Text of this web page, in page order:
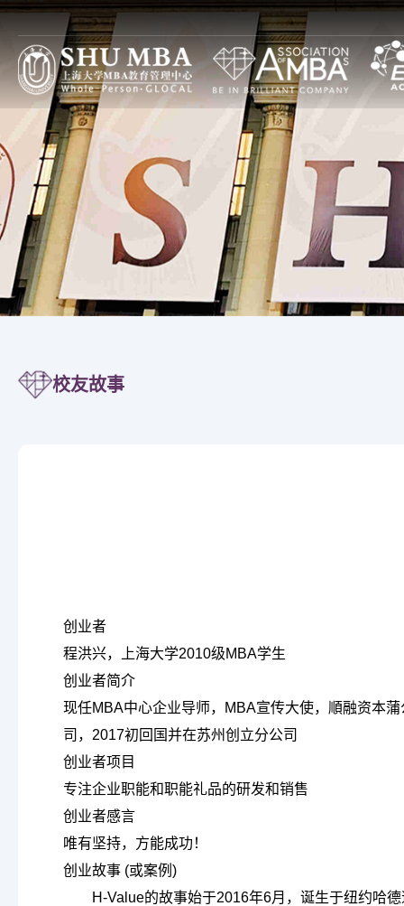
项目特色
上大MBA一览
上大MBA模式
SHUMBA教与学
主任寄语
大事记
上大MBA第一个十年
治理构架
上大MBA校企合作
全球合作院校
全球合作组织与商业
职能办公室介绍
招生与品牌办
国际与企业关系/校友合
上大MBA项目设计
全球本土（GL）项目
全日制
非全日制
全球中国（GC）项目
全日制
焦点
通知
论坛
图片
校友故事
创业者
程洪兴，上海大学2010级MBA学生
创业者简介
现任MBA中心企业导师，MBA宣传大使，順融资本
司，2017初回国并在苏州创立分公司
创业者项 目
专注企业职能和职能礼品的研发和销售
创业者感言
唯有坚持，方能成功！
创业故事 (或案例 )
H-Value的故事始于2016年6月，诞生于纽约哈